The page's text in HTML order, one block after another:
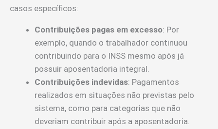
casos específicos:
Contribuições pagas em excesso: Por
exemplo, quando o trabalhador continuou
contribuindo para o INSS mesmo após já
possuir aposentadoria integral.
Contribuições indevidas: Pagamentos
realizados em situações não previstas pelo
sistema, como para categorias que não
deveriam contribuir após a aposentadoria.